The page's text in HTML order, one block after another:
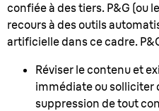
confiée à des tiers. P&G (ou
recours à des outils
artificielle dans ce cadre.
Réviser le contenu et
immédiate ou solliciter
suppression de tout